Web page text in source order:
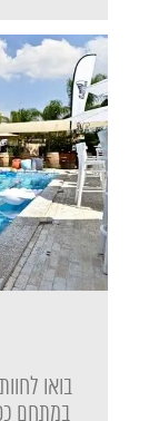
בואו
במתחם